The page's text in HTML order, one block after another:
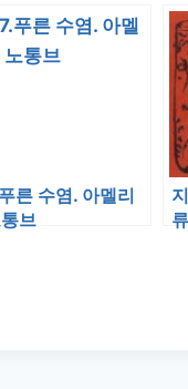
른 수염. 아멜리
브